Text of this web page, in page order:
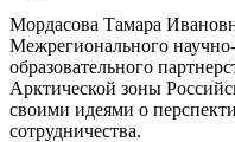
Мордасова Тамара
Межрегионального
образовательного
Арктической зоны
своими идеями о
сотрудничества.